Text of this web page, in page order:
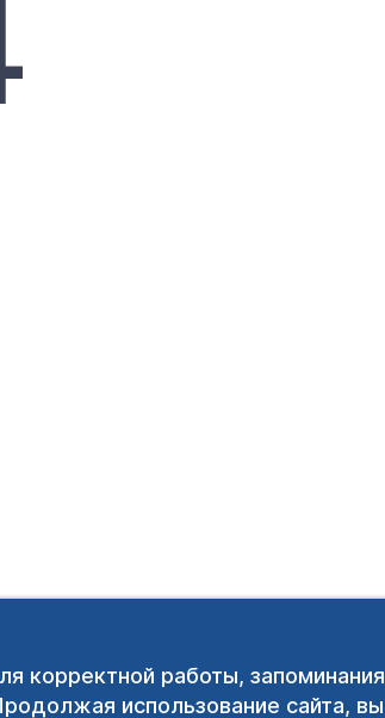
корректной работы, запоминания
использование сайта, вы